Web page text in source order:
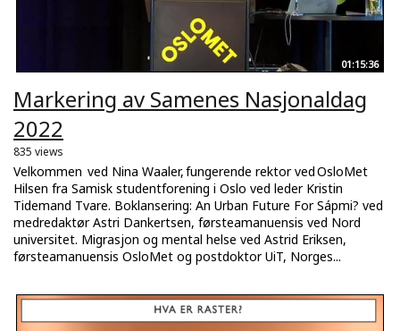
01:15:36
Markering av Samenes Nasjonaldag
2022
835 views
Velkommen ved Nina Waaler, fungerende rektor ved OsloMet
Hilsen fra Samisk studentforening i Oslo ved leder Kristin
Tidemand Tvare. Boklansering: An Urban Future For Sápmi? ved
medredaktør Astri Dankertsen, førsteamanuensis ved Nord
universitet. Migrasjon og mental helse ved Astrid Eriksen,
førsteamanuensis OsloMet og postdoktor UiT, Norges...